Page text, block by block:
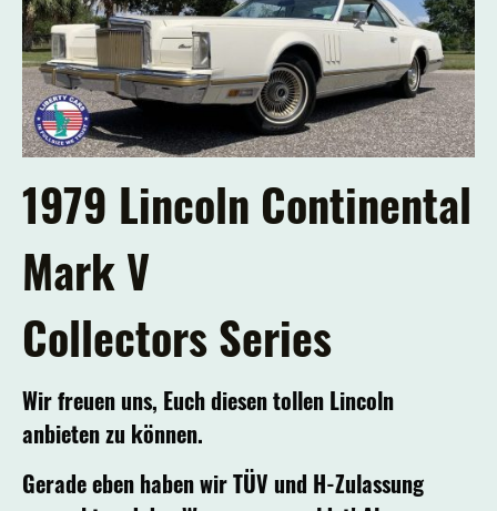
1979 Lincoln Continental
Mark V
Collectors Series
Wir freuen uns, Euch diesen tollen Lincoln
anbieten zu können.
Gerade eben haben wir TÜV und H-Zulassung